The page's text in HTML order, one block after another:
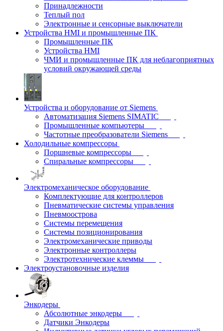
Принадлежности
Теплый пол
Электронные и сенсорные выключатели
Устройства HMI и промышленные ПК
Промышленные ПК
Устройства HMI
ЧМИ и промышленные ПК для неблагоприятных
условий окружающей среды
Устройства и оборудование от Siemens
Автоматизация Siemens SIMATIC
Промышленные компьютеры
Частотные преобразователи Siemens
Холодильные компрессоры
Поршневые компрессоры
Спиральные компрессоры
Электромеханическое оборудование
Комплектующие для контроллеров
Пневматические системы управления
Пневмоострова
Системы перемещения
Системы позиционирования
Электромеханические приводы
Электронные контроллеры
Электротехнические клеммы
Электроустановочные изделия
Энкодеры
Абсолютные энкодеры
Датчики Энкодеры